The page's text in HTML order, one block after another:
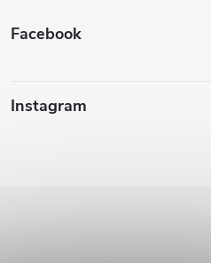
Facebook
Instagram